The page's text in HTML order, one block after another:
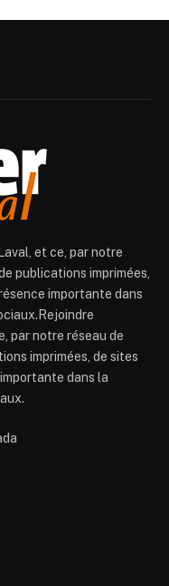
et ce, par notre
publications imprimées,
importante dans
par notre réseau de
imprimées, de sites
dans la